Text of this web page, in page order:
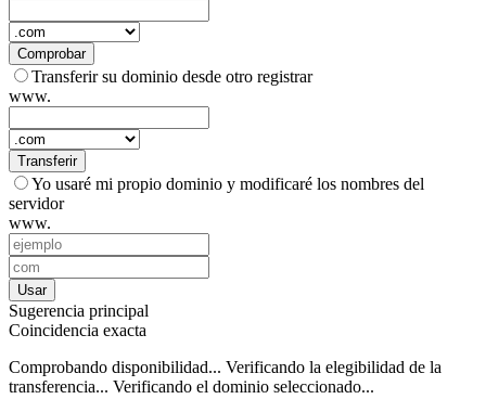
Comprobar
Transferir su dominio desde otro registrar
www.
Transferir
Yo usaré mi propio dominio y modificaré los nombres del
servidor
www.
Usar
Sugerencia principal
Coincidencia exacta
Comprobando disponibilidad... Verificando la elegibilidad de la
transferencia... Verificando el dominio seleccionado...